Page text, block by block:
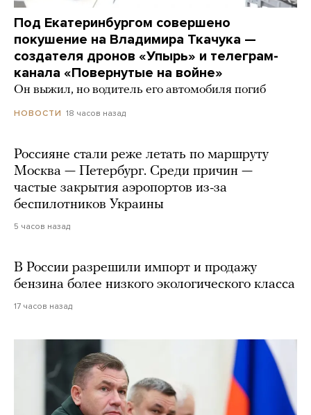
Под Екатеринбургом совершено
покушение на Владимира Ткачука —
создателя дронов «Упырь» и телеграм-
канала «Повернутые на войне»
Он выжил, но водитель его автомобиля погиб
НОВОСТИ 18 часов назад
Россияне стали реже летать по маршруту
Москва — Петербург. Среди причин —
частые закрытия аэропортов из-за
беспилотников Украины
5 часов назад
В России разрешили импорт и продажу
бензина более низкого экологического класса
17 часов назад